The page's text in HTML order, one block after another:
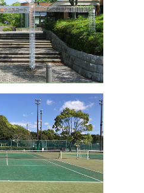
中！
違いのないように